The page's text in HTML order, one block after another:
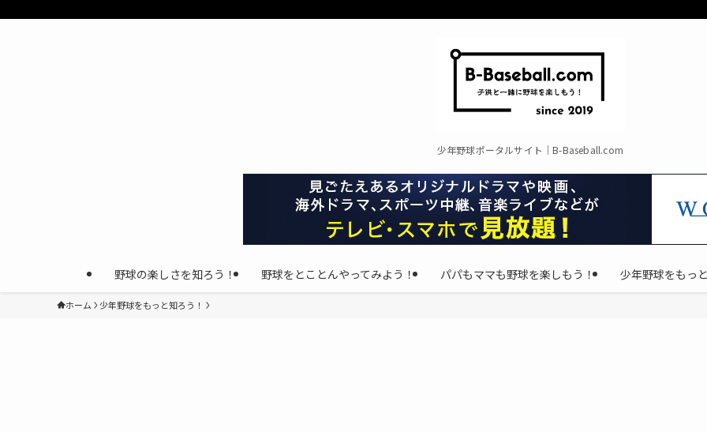
少年野球ポータルサイト｜B-Baseball.com
野球の楽しさを知ろう！ 野球をとことんやってみよう！ パパもママも野球を楽しもう！ 少年野球をもっ
ホーム 少年野球をもっと知ろう！